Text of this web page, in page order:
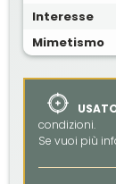
Interesse
Mimetismo
condizioni.
Se vuoi più